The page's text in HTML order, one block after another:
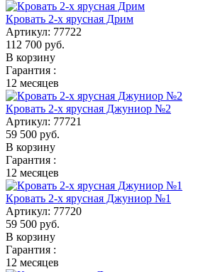
Кровать 2-х ярусная Дрим
Артикул: 77722
112 700 руб.
В корзину
Гарантия :
12 месяцев
Кровать 2-х ярусная Джуниор №2
Артикул: 77721
59 500 руб.
В корзину
Гарантия :
12 месяцев
Кровать 2-х ярусная Джуниор №1
Артикул: 77720
59 500 руб.
В корзину
Гарантия :
12 месяцев